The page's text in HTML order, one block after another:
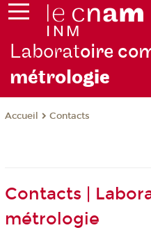
Laboratoire
métrologie
Accueil Contacts
Contacts |
métrologie